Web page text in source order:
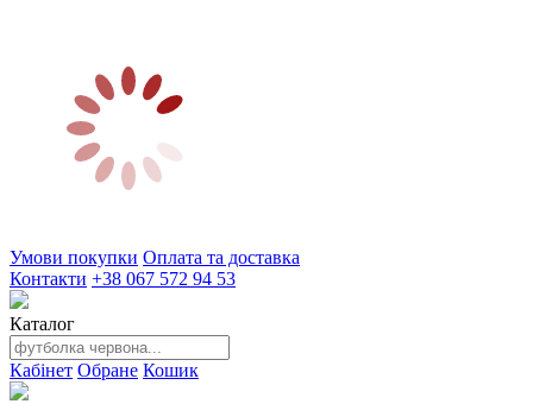
Умови покупки Оплата та доставка
Контакти +38 067 572 94 53
Каталог
Кабінет Обране Кошик